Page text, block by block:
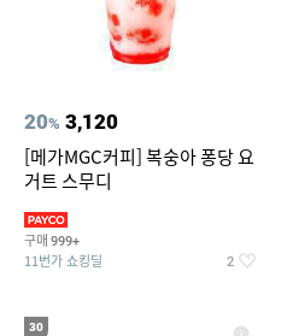
20% 3,120
[메가MGC커피] 복숭아 퐁당 요
거트 스무디
구매 999+
11번가 쇼킹딜 2
30